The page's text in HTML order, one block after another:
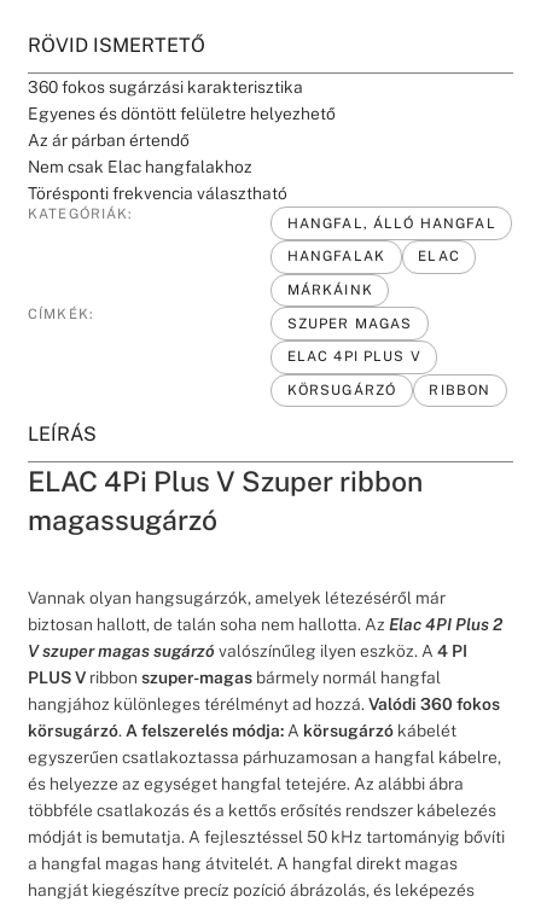
RÖVID ISMERTETŐ
360 fokos sugárzási karakterisztika
Egyenes és döntött felületre helyezhető
Az ár párban értendő
Nem csak Elac hangfalakhoz
Törésponti frekvencia választható
KATEGÓRIÁK:
HANGFAL, ÁLLÓ HANGFAL
HANGFALAK
ELAC
MÁRKÁINK
CÍMKÉK:
SZUPER MAGAS
ELAC 4PI PLUS V
KÖRSUGÁRZÓ
RIBBON
LEÍRÁS
ELAC 4Pi Plus V Szuper ribbon
magassugárzó
Vannak olyan hangsugárzók, amelyek létezéséről már
biztosan hallott, de talán soha nem hallotta. Az Elac 4PI Plus 2
V szuper magas sugárzó valószínűleg ilyen eszköz. A 4 PI
PLUS Vribbon szuper-magasbármely normál hangfal
hangjához különleges térélményt ad hozzá. Valódi 360 fokos
körsugárzó. A felszerelés módja:A körsugárzókábelét
egyszerűen csatlakoztassa párhuzamosan a hangfal kábelre,
és helyezze az egységet hangfal tetejére. Az alábbi ábra
többféle csatlakozás és a kettős erősítés rendszer kábelezés
módját is bemutatja. A fejlesztéssel 50 kHz tartományig bővíti
a hangfal magas hang átvitelét. A hangfal direkt magas
hangját kiegészítve precíz pozíció ábrázolás, és leképezés